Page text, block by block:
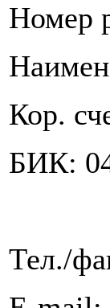
Номер
Кор.
БИК:
Тел./